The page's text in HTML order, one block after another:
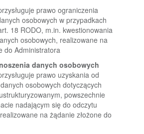
prawo ograniczenia
osobowych w przypadkach
18 RODO, m.in. kwestionowania
osobowych, realizowane na
do Administratora
danych osobowych
prawo uzyskania od
osobowych dotyczących
powszechnie
nadającym się do odczytu
na żądanie złożone do